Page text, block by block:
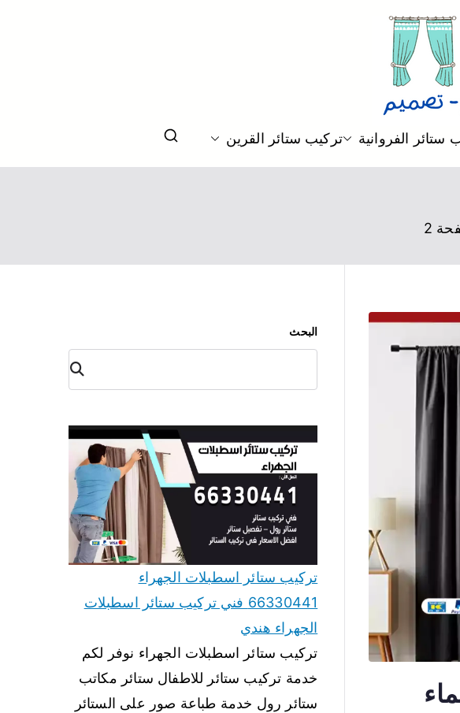
و بردات و تصميم ستائر بحسب الطلب بالكويت
ستائر الفروانية تركيب ستائر القرين
2
تيماء
البحث
البح
ث
تركيب ستائر اسطبلات الجهراء
66330441 فني تركيب ستائر اسطبلات
الجهراء هندي
تركيب ستائر اسطبلات الجهراء نوفر لكم
خدمة تركيب ستائر للاطفال ستائر مكاتب
ستائر رول خدمة طباعة صور على الستائر